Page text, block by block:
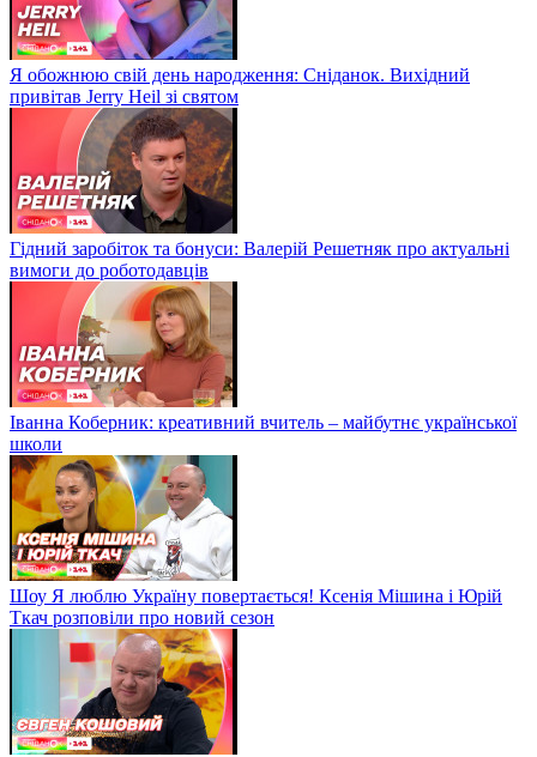
Я обожнюю свій день народження: Сніданок. Вихідний
привітав Jerry Heil зі святом
Гідний заробіток та бонуси: Валерій Решетняк про актуальні
вимоги до роботодавців
Іванна Коберник: креативний вчитель – майбутнє української
школи
Шоу Я люблю Україну повертається! Ксенія Мішина і Юрій
Ткач розповіли про новий сезон